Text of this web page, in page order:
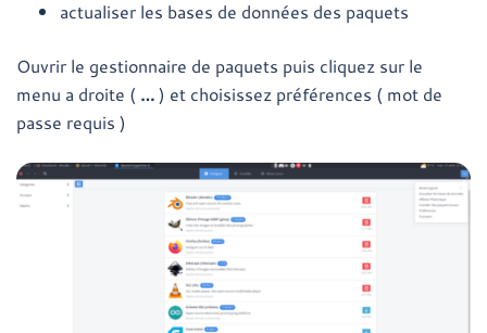
actualiser les bases de données des paquets
Ouvrir le gestionnaire de paquets puis cliquez sur le
menu a droite ( …) et choisissez préférences ( mot de
passe requis )